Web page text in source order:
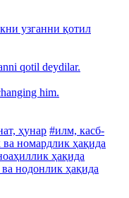
узганни қотил
qotil deydilar.
him.
ҳунар #илм, касб-
номардлик ҳақида
ҳақида
нодонлик ҳақида